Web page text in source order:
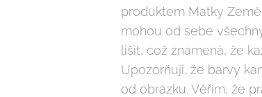
produktem Matky
mohou od sebe
lišit, což znamená, že
Upozorňuji, že barvy
od obrázku. Věřím, že